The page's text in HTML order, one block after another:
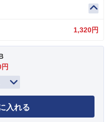
1,320円
入れる